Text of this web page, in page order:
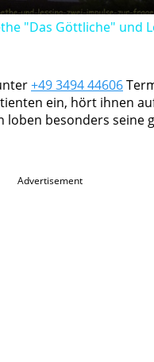
"Das Göttliche" und
+49 3494 44606
ein, hört ihnen
besonders seine
Advertisement